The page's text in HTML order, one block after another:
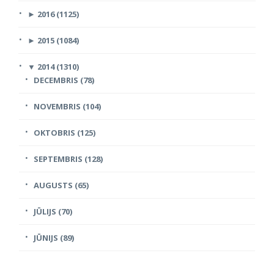
► 2016 (1125)
► 2015 (1084)
▼ 2014 (1310)
DECEMBRIS (78)
NOVEMBRIS (104)
OKTOBRIS (125)
SEPTEMBRIS (128)
AUGUSTS (65)
JŪLIJS (70)
JŪNIJS (89)